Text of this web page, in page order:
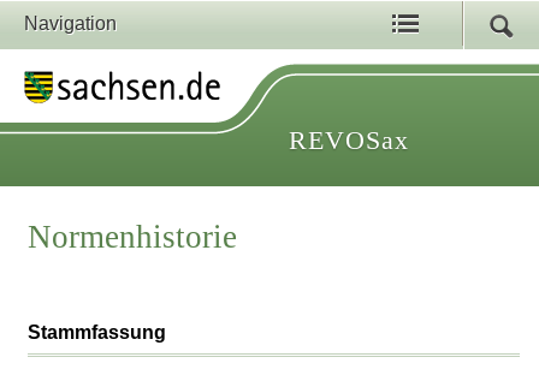
Navigation
REVOSax
Normenhistorie
Stammfassung